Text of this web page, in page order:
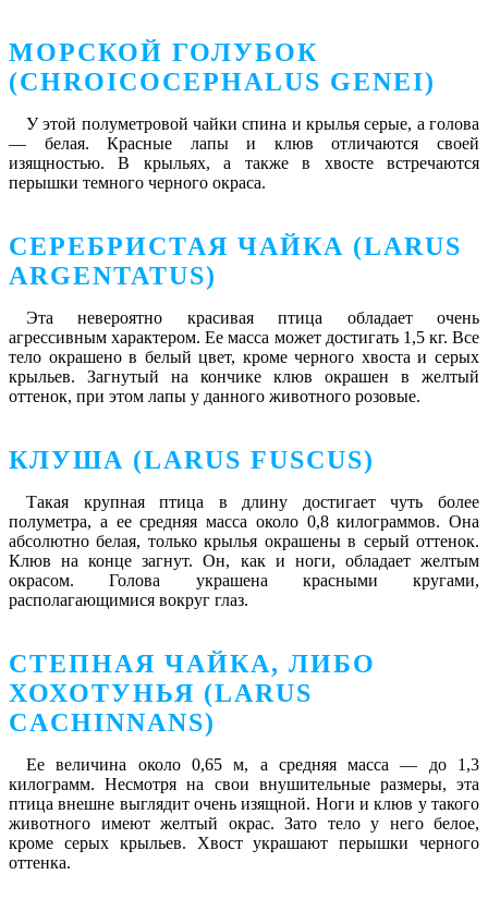
МОРСКОЙ ГОЛУБОК
(CHROICOCEPHALUS GENEI)
У этой полуметровой чайки спина и крылья серые, а голова
― белая. Красные лапы и клюв отличаются своей
изящностью. В крыльях, а также в хвосте встречаются
перышки темного черного окраса.
СЕРЕБРИСТАЯ ЧАЙКА (LARUS
ARGENTATUS)
Эта невероятно красивая птица обладает очень
агрессивным характером. Ее масса может достигать 1,5 кг. Все
тело окрашено в белый цвет, кроме черного хвоста и серых
крыльев. Загнутый на кончике клюв окрашен в желтый
оттенок, при этом лапы у данного животного розовые.
КЛУША (LARUS FUSCUS)
Такая крупная птица в длину достигает чуть более
полуметра, а ее средняя масса около 0,8 килограммов. Она
абсолютно белая, только крылья окрашены в серый оттенок.
Клюв на конце загнут. Он, как и ноги, обладает желтым
окрасом. Голова украшена красными кругами,
располагающимися вокруг глаз.
СТЕПНАЯ ЧАЙКА, ЛИБО
ХОХОТУНЬЯ (LARUS
CACHINNANS)
Ее величина около 0,65 м, а средняя масса ― до 1,3
килограмм. Несмотря на свои внушительные размеры, эта
птица внешне выглядит очень изящной. Ноги и клюв у такого
животного имеют желтый окрас. Зато тело у него белое,
кроме серых крыльев. Хвост украшают перышки черного
оттенка.